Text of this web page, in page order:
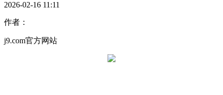
2026-02-16 11:11
作者：
j9.com官方网站